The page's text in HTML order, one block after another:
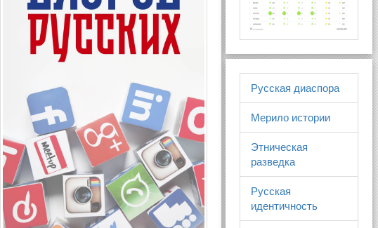
Русская диаспора
Мерило истории
Этническая
разведка
Русская
идентичность